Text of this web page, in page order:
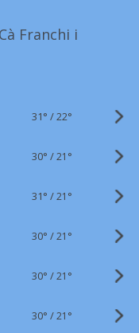
Franchi i
31° /22°
30° /21°
31° /21°
30° /21°
30° /21°
30° /21°